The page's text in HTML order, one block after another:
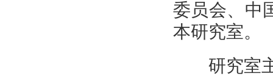
委员会、中
本研究室。
研究室主